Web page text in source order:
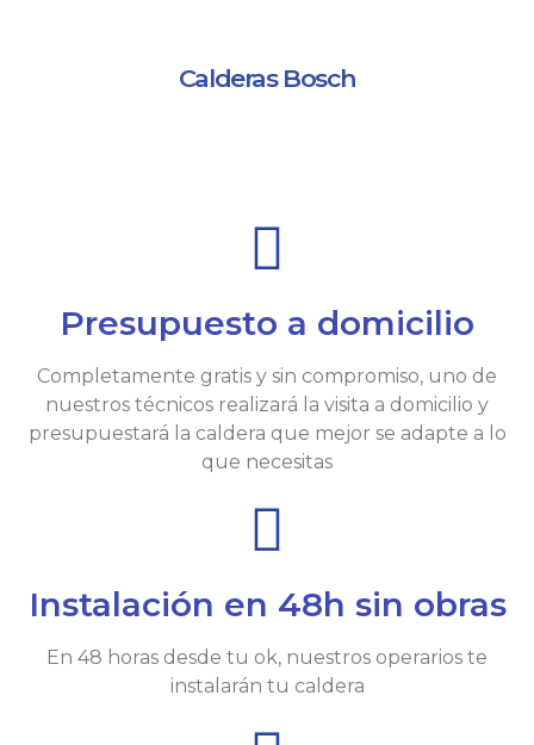
Calderas Bosch
Presupuesto a domicilio
Completamente gratis y sin compromiso, uno de
nuestros técnicos realizará la visita a domicilio y
presupuestará la caldera que mejor se adapte a lo
que necesitas
Instalación en 48h sin obras
En 48 horas desde tu ok, nuestros operarios te
instalarán tu caldera